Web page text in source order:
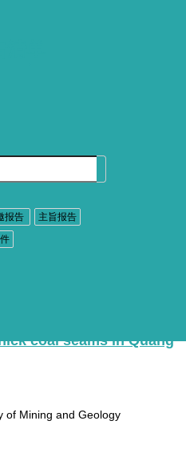
报告 主旨报告
for the entry gate road
coal seams in Quang
of Mining and Geology